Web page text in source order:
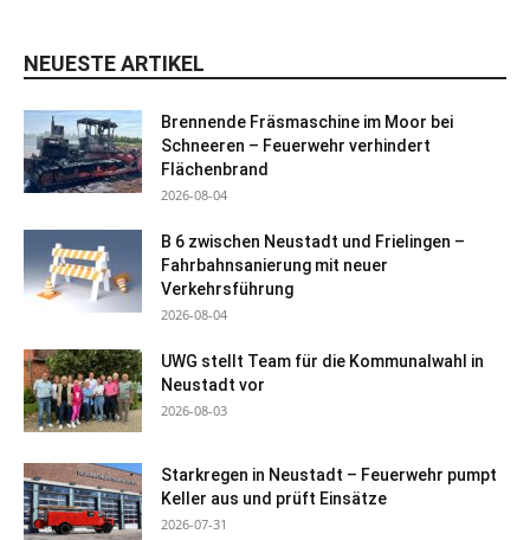
NEUESTE ARTIKEL
Brennende Fräsmaschine im Moor bei
Schneeren – Feuerwehr verhindert
Flächenbrand
2026-08-04
B 6 zwischen Neustadt und Frielingen –
Fahrbahnsanierung mit neuer
Verkehrsführung
2026-08-04
UWG stellt Team für die Kommunalwahl in
Neustadt vor
2026-08-03
Starkregen in Neustadt – Feuerwehr pumpt
Keller aus und prüft Einsätze
2026-07-31